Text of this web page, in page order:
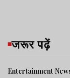
जरूर पढ़ें
Entertainment News